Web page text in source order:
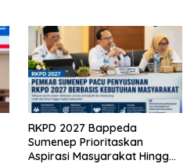
RKPD 2027 Bappeda
Sumenep Prioritaskan
Aspirasi Masyarakat Hingga